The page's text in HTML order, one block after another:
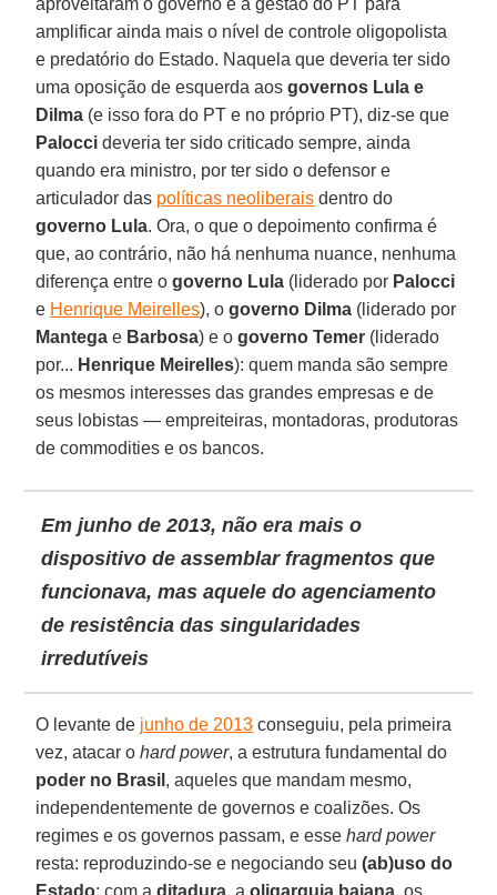
amplificar ainda mais o nível de controle oligopolista
e predatório do Estado. Naquela que deveria ter sido
uma oposição de esquerda aosgovernos Lula e
Dilma (e isso fora do PT e no próprio PT), diz-se que
Palocci deveria ter sido criticado sempre, ainda
quando era ministro, por ter sido o defensor e
articulador das políticas neoliberais dentro do
governo Lula. Ora, o que o depoimento confirma é
que, ao contrário, não há nenhuma nuance, nenhuma
diferença entre ogoverno Lula (liderado por Palocci
e Henrique Meirelles), o governo Dilma (liderado por
Mantega e Barbosa) e o governo Temer (liderado
por... Henrique Meirelles): quem manda são sempre
os mesmos interesses das grandes empresas e de
seus lobistas — empreiteiras, montadoras, produtoras
de commodities e os bancos.
Em junho de 2013, não era mais o
dispositivo de assemblar fragmentos que
funcionava, mas aquele do agenciamento
de resistência das singularidades
irredutíveis
O levante de junho de 2013 conseguiu, pela primeira
vez, atacar ohard power, a estrutura fundamental do
poder no Brasil , aqueles que mandam mesmo,
independentemente de governos e coalizões. Os
regimes e os governos passam, e essehard power
resta: reproduzindo-se e negociando seu(ab)uso do
Estado: com aditadura, a oligarquia baiana, os